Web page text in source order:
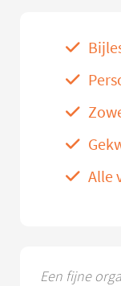
Alle
Een fijne